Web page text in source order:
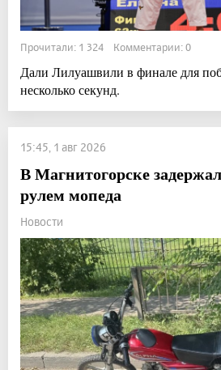
Прочитали: 1 324 Комментарии: 0
Дали Лилуашвили в финале для
несколько секунд.
15:45, 1 авг 2026
В Магнитогорске
рулем мопеда
Новости